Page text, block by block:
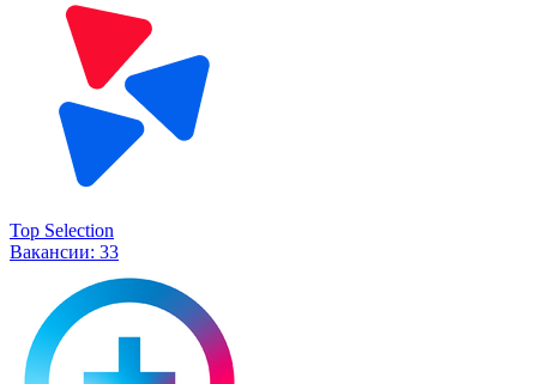
Top Selection
Вакансии: 33